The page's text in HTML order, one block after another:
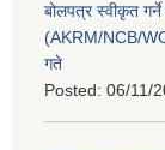
बोलपत्र स्वीकृत
(AKRM/NCB/
गते
Posted: 06/11/